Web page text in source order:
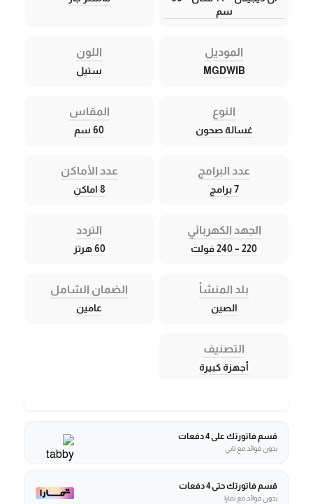
سم
الموديل
MGDWIB
اللون
ستيل
النوع
غسالة صحون
المقاس
60 سم
عدد البرامج
7 برامج
عدد الأماكن
8 اماكن
الجهد الكهربائي
220 – 240 فولت
التردد
60 هرتز
بلد المنشأ
الصين
الضمان الشامل
عامين
التصنيف
أجهزة كبيرة
قسم فاتورتك على 4 دفعات
بدون فوائد مع تابي
قسم فاتورتك حتى 4 دفعات
بدون فوائد مع تمارا